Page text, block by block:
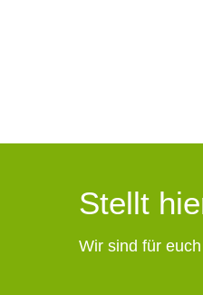
Stellt
Wir sind für